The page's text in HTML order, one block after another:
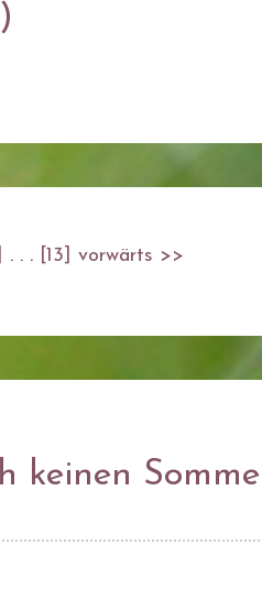
. . . [13] vorwärts >>
keinen